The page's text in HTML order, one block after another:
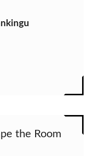
the Room